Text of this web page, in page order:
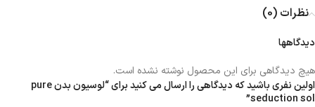
نظرات (0)
دیدگاهها
هیچ دیدگاهی برای این محصول نوشته نشده است.
اولین نفری باشید که دیدگاهی را ارسال می کنید برای “لوسیون بدن pure
seduction sol”